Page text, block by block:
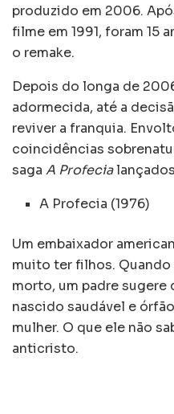
produzido em 2006.
filme em 1991, foram 15
o remake.
Depois do longa de
adormecida, até a
reviver a franquia.
coincidências
saga A Profecia
A Profecia (1976)
Um embaixador
muito ter filhos. Quando
morto, um padre
nascido saudável e
mulher. O que ele não
anticristo.